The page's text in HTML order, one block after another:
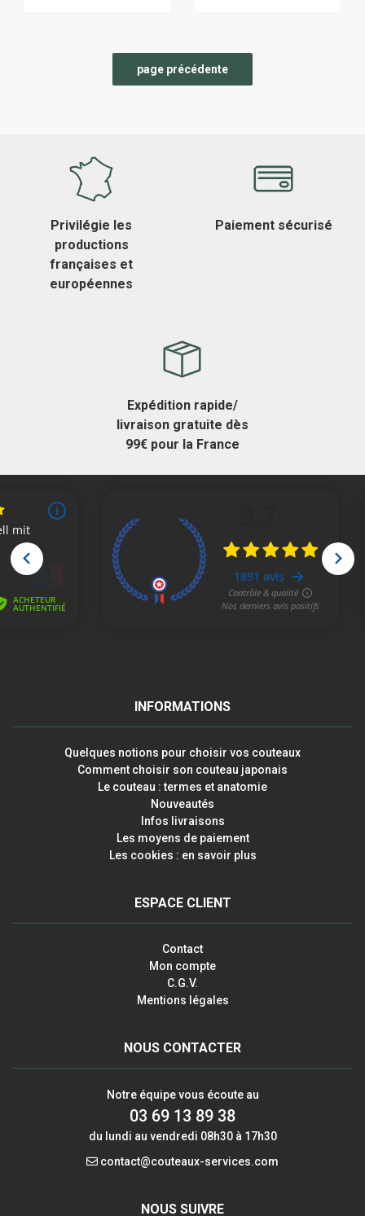
Privilégie les
productions
françaises et
européennes
Paiement sécurisé
Expédition rapide/
livraison gratuite dès
99€ pour la France
INFORMATIONS
Quelques notions pour choisir vos couteaux
Comment choisir son couteau japonais
Le couteau : termes et anatomie
Nouveautés
Infos livraisons
Les moyens de paiement
Les cookies : en savoir plus
ESPACE CLIENT
Contact
Mon compte
C.G.V.
Mentions légales
NOUS CONTACTER
Notre équipe vous écoute au
03 69 13 89 38
du lundi au vendredi 08h30 à 17h30
contact@couteaux-services.com
NOUS SUIVRE